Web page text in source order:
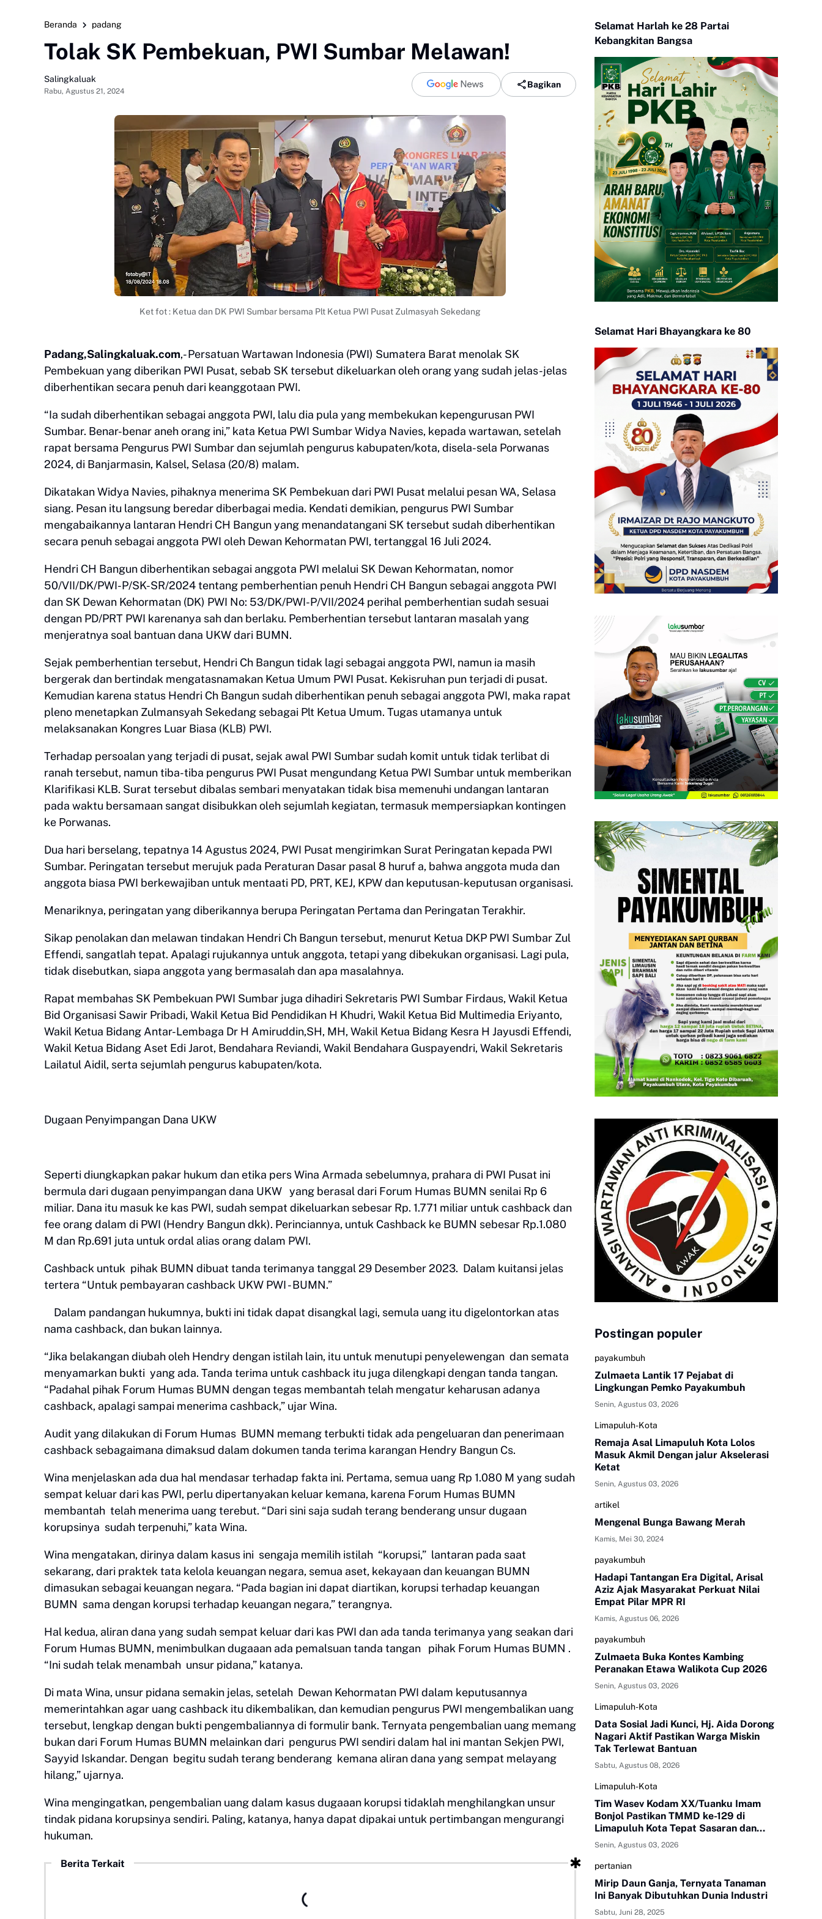
Beranda padang
Tolak SK Pembekuan, PWI Sumbar Melawan!
Salingkaluak
Rabu, Agustus 21, 2024
Bagikan
Ket fot : Ketua dan DK PWI Sumbar bersama Plt Ketua PWI Pusat Zulmasyah Sekedang
Padang,Salingkaluak.com,- Persatuan Wartawan Indonesia (PWI) Sumatera Barat menolak SK
Pembekuan yang diberikan PWI Pusat, sebab SK tersebut dikeluarkan oleh orang yang sudah jelas-jelas
diberhentikan secara penuh dari keanggotaan PWI.
“Ia sudah diberhentikan sebagai anggota PWI, lalu dia pula yang membekukan kepengurusan PWI
Sumbar. Benar-benar aneh orang ini,” kata Ketua PWI Sumbar Widya Navies, kepada wartawan, setelah
rapat bersama Pengurus PWI Sumbar dan sejumlah pengurus kabupaten/kota, disela-sela Porwanas
2024, di Banjarmasin, Kalsel, Selasa (20/8) malam.
Dikatakan Widya Navies, pihaknya menerima SK Pembekuan dari PWI Pusat melalui pesan WA, Selasa
siang. Pesan itu langsung beredar diberbagai media. Kendati demikian, pengurus PWI Sumbar
mengabaikannya lantaran Hendri CH Bangun yang menandatangani SK tersebut sudah diberhentikan
secara penuh sebagai anggota PWI oleh Dewan Kehormatan PWI, tertanggal 16 Juli 2024.
Hendri CH Bangun diberhentikan sebagai anggota PWI melalui SK Dewan Kehormatan, nomor
50/VII/DK/PWI-P/SK-SR/2024 tentang pemberhentian penuh Hendri CH Bangun sebagai anggota PWI
dan SK Dewan Kehormatan (DK) PWI No: 53/DK/PWI-P/VII/2024 perihal pemberhentian sudah sesuai
dengan PD/PRT PWI karenanya sah dan berlaku. Pemberhentian tersebut lantaran masalah yang
menjeratnya soal bantuan dana UKW dari BUMN.
Sejak pemberhentian tersebut, Hendri Ch Bangun tidak lagi sebagai anggota PWI, namun ia masih
bergerak dan bertindak mengatasnamakan Ketua Umum PWI Pusat. Kekisruhan pun terjadi di pusat.
Kemudian karena status Hendri Ch Bangun sudah diberhentikan penuh sebagai anggota PWI, maka rapat
pleno menetapkan Zulmansyah Sekedang sebagai Plt Ketua Umum. Tugas utamanya untuk
melaksanakan Kongres Luar Biasa (KLB) PWI.
Terhadap persoalan yang terjadi di pusat, sejak awal PWI Sumbar sudah komit untuk tidak terlibat di
ranah tersebut, namun tiba-tiba pengurus PWI Pusat mengundang Ketua PWI Sumbar untuk memberikan
Klarifikasi KLB. Surat tersebut dibalas sembari menyatakan tidak bisa memenuhi undangan lantaran
pada waktu bersamaan sangat disibukkan oleh sejumlah kegiatan, termasuk mempersiapkan kontingen
ke Porwanas.
Dua hari berselang, tepatnya 14 Agustus 2024, PWI Pusat mengirimkan Surat Peringatan kepada PWI
Sumbar. Peringatan tersebut merujuk pada Peraturan Dasar pasal 8 huruf a, bahwa anggota muda dan
anggota biasa PWI berkewajiban untuk mentaati PD, PRT, KEJ, KPW dan keputusan-keputusan organisasi.
Menariknya, peringatan yang diberikannya berupa Peringatan Pertama dan Peringatan Terakhir.
Sikap penolakan dan melawan tindakan Hendri Ch Bangun tersebut, menurut Ketua DKP PWI Sumbar Zul
Effendi, sangatlah tepat. Apalagi rujukannya untuk anggota, tetapi yang dibekukan organisasi. Lagi pula,
tidak disebutkan, siapa anggota yang bermasalah dan apa masalahnya.
Rapat membahas SK Pembekuan PWI Sumbar juga dihadiri Sekretaris PWI Sumbar Firdaus, Wakil Ketua
Bid Organisasi Sawir Pribadi, Wakil Ketua Bid Pendidikan H Khudri, Wakil Ketua Bid Multimedia Eriyanto,
Wakil Ketua Bidang Antar-Lembaga Dr H Amiruddin,SH, MH, Wakil Ketua Bidang Kesra H Jayusdi Effendi,
Wakil Ketua Bidang Aset Edi Jarot, Bendahara Reviandi, Wakil Bendahara Guspayendri, Wakil Sekretaris
Lailatul Aidil, serta sejumlah pengurus kabupaten/kota.
Dugaan Penyimpangan Dana UKW
Seperti diungkapkan pakar hukum dan etika pers Wina Armada sebelumnya, prahara di PWI Pusat ini
bermula dari dugaan penyimpangan dana UKW yang berasal dari Forum Humas BUMN senilai Rp 6
miliar. Dana itu masuk ke kas PWI, sudah sempat dikeluarkan sebesar Rp. 1.771 miliar untuk cashback dan
fee orang dalam di PWI (Hendry Bangun dkk). Perinciannya, untuk Cashback ke BUMN sebesar Rp.1.080
M dan Rp.691 juta untuk ordal alias orang dalam PWI.
Cashback untuk pihak BUMN dibuat tanda terimanya tanggal 29 Desember 2023. Dalam kuitansi jelas
tertera “Untuk pembayaran cashback UKW PWI - BUMN.”
Dalam pandangan hukumnya, bukti ini tidak dapat disangkal lagi, semula uang itu digelontorkan atas
nama cashback, dan bukan lainnya.
“Jika belakangan diubah oleh Hendry dengan istilah lain, itu untuk menutupi penyelewengan dan semata
menyamarkan bukti yang ada. Tanda terima untuk cashback itu juga dilengkapi dengan tanda tangan.
“Padahal pihak Forum Humas BUMN dengan tegas membantah telah mengatur keharusan adanya
cashback, apalagi sampai menerima cashback,” ujar Wina.
Audit yang dilakukan di Forum Humas BUMN memang terbukti tidak ada pengeluaran dan penerimaan
cashback sebagaimana dimaksud dalam dokumen tanda terima karangan Hendry Bangun Cs.
Wina menjelaskan ada dua hal mendasar terhadap fakta ini. Pertama, semua uang Rp 1.080 M yang sudah
sempat keluar dari kas PWI, perlu dipertanyakan keluar kemana, karena Forum Humas BUMN
membantah telah menerima uang terebut. “Dari sini saja sudah terang benderang unsur dugaan
korupsinya sudah terpenuhi,” kata Wina.
Wina mengatakan, dirinya dalam kasus ini sengaja memilih istilah “korupsi,” lantaran pada saat
sekarang, dari praktek tata kelola keuangan negara, semua aset, kekayaan dan keuangan BUMN
dimasukan sebagai keuangan negara. “Pada bagian ini dapat diartikan, korupsi terhadap keuangan
BUMN sama dengan korupsi terhadap keuangan negara,” terangnya.
Hal kedua, aliran dana yang sudah sempat keluar dari kas PWI dan ada tanda terimanya yang seakan dari
Forum Humas BUMN, menimbulkan dugaaan ada pemalsuan tanda tangan pihak Forum Humas BUMN .
“Ini sudah telak menambah unsur pidana,” katanya.
Di mata Wina, unsur pidana semakin jelas, setelah Dewan Kehormatan PWI dalam keputusannya
memerintahkan agar uang cashback itu dikembalikan, dan kemudian pengurus PWI mengembalikan uang
tersebut, lengkap dengan bukti pengembaliannya di formulir bank. Ternyata pengembalian uang memang
bukan dari Forum Humas BUMN melainkan dari pengurus PWI sendiri dalam hal ini mantan Sekjen PWI,
Sayyid Iskandar. Dengan begitu sudah terang benderang kemana aliran dana yang sempat melayang
hilang,” ujarnya.
Wina mengingatkan, pengembalian uang dalam kasus dugaaan korupsi tidaklah menghilangkan unsur
tindak pidana korupsinya sendiri. Paling, katanya, hanya dapat dipakai untuk pertimbangan mengurangi
hukuman.
Berita Terkait
Selamat Harlah ke 28 Partai
Kebangkitan Bangsa
Selamat Hari Bhayangkara ke 80
Postingan populer
payakumbuh
Zulmaeta Lantik 17 Pejabat di
Lingkungan Pemko Payakumbuh
Senin, Agustus 03, 2026
Limapuluh-Kota
Remaja Asal Limapuluh Kota Lolos
Masuk Akmil Dengan jalur Akselerasi
Ketat
Senin, Agustus 03, 2026
artikel
Mengenal Bunga Bawang Merah
Kamis, Mei 30, 2024
payakumbuh
Hadapi Tantangan Era Digital, Arisal
Aziz Ajak Masyarakat Perkuat Nilai
Empat Pilar MPR RI
Kamis, Agustus 06, 2026
payakumbuh
Zulmaeta Buka Kontes Kambing
Peranakan Etawa Walikota Cup 2026
Senin, Agustus 03, 2026
Limapuluh-Kota
Data Sosial Jadi Kunci, Hj. Aida Dorong
Nagari Aktif Pastikan Warga Miskin
Tak Terlewat Bantuan
Sabtu, Agustus 08, 2026
Limapuluh-Kota
Tim Wasev Kodam XX/Tuanku Imam
Bonjol Pastikan TMMD ke-129 di
Limapuluh Kota Tepat Sasaran dan
Berkualitas
Senin, Agustus 03, 2026
pertanian
Mirip Daun Ganja, Ternyata Tanaman
Ini Banyak Dibutuhkan Dunia Industri
Sabtu, Juni 28, 2025